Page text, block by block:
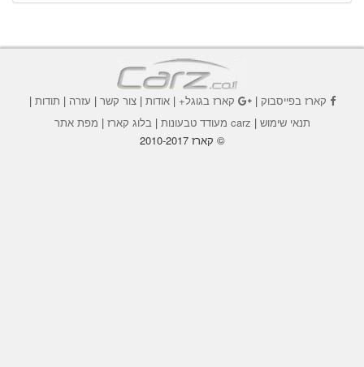
קארז בפייסבוק| קארז בגוגל+|אודות |צור קשר | עזרה | תודות |
תנאי שימוש | carz מעודד טבעונות | בלוג קארז | מפת אתר
© קארז 2010-2017